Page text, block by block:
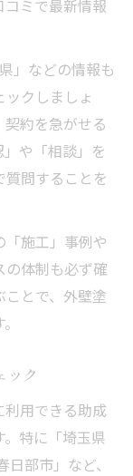
ミで最新情報
」などの情報も
クしましょ
約を急がせる
や「相談」を
質問することを
施工」事例や
の体制も必ず確
とで、外壁塗
ック
用できる助成
特に「埼玉県
部市」など、